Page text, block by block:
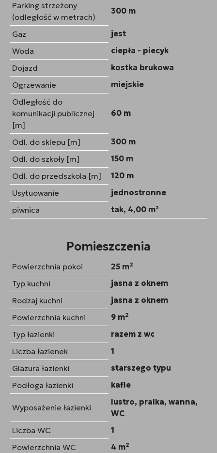
Parking strzeżony
(odległość w metrach)
300 m
Gaz
jest
Woda
ciepła - piecyk
Dojazd
kostka brukowa
Ogrzewanie
miejskie
Odległość do
komunikacji publicznej
[m]
60 m
Odl. do sklepu [m]
300 m
Odl. do szkoły [m]
150 m
Odl. do przedszkola [m]
120 m
Usytuowanie
jednostronne
piwnica
tak, 4,00 m²
Pomieszczenia
Powierzchnia pokoi 25 m2
Typ kuchni
jasna z oknem
Rodzaj kuchni
jasna z oknem
Powierzchnia kuchni
9 m2
Typ łazienki
razem z wc
Liczba łazienek
1
Glazura łazienki
starszego typu
Podłoga łazienki
kafle
Wyposażenie łazienki
lustro, pralka, wanna,
WC
Liczba WC
1
Powierzchnia WC
4 m2